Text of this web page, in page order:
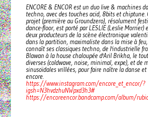
ENCORE & ENCOR est un duo live & machines
techno, avec des touches acid, 8bits et chiptune.
projet (première au Groundzero), résolument
dance-floor, est porté par LESLIE (Leslie Morrier)
deux producteurs de la scène électronique
dans la partition, maximaliste dans la mise à feu,
connaît ses classiques techno, de l'industrielle
Blawan à la house chaloupée d'Aril Brikha, le
diverses (coldwave, noise, minimal, expe), et de
sinusoïdales vrillées, pour faire naître la danse
encore.
https://www.instagram.com/encore_et_encor/?
igsh=N3hvdzhuNWpxd3h3#
https://encoreencor.bandcamp.com/album/